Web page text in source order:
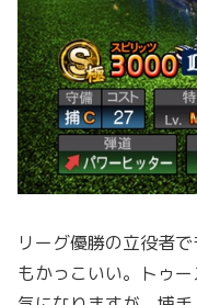
リーグ優勝の立役者
もかっこいい。トゥ